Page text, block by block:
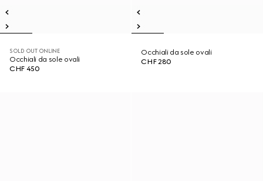
SOLD OUT ONLINE
Occhiali da sole ovali
CHF 450
Occhiali da sole ovali
CHF 280